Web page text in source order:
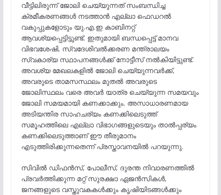
വീട്ടിലിരുന്ന് ജോലി ചെയ്യുന്നത് സംബന്ധിച്ച
ക്രമീകരണങ്ങൾ നടത്താൻ എല്ലാ ഫെഡറൽ
വകുപ്പുകളോടും യു.എ.ഇ കാബിനറ്റ്
ആവശ്യപ്പെട്ടിട്ടുണ്ട്. ഇതുമായി ബന്ധപ്പെട്ട് മാനവ
വിഭവശേഷി, സ്വദേശിവൽക്കരണ മന്ത്രാലയം
സ്വകാര്യ സ്ഥാപനങ്ങൾക്ക് നോട്ടീസ് നൽകിയിട്ടുണ്ട്.
അവശ്യ മേഖലകളിൽ ജോലി ചെയ്യുന്നവർക്ക്,
അവരുടെ താമസസ്ഥലം മുതൽ അവരുടെ
ജോലിസ്ഥലം വരെ അവർ യാത്ര ചെയ്യുന്ന സമയവും
ജോലി സമയമായി കണക്കാക്കും. അസാധാരണമായ
അടിയന്തിര സാഹചര്യം കണക്കിലെടുത്ത്
സമൂഹത്തിലെ എല്ലാ വിഭാഗങ്ങളുടെയും താൽപ്പര്യം
കണക്കിലെടുത്താണ് ഈ തീരുമാനം
എടുത്തിരിക്കുന്നതെന്ന് പ്രസ്താവനയിൽ പറയുന്നു.
സിവിൽ ഡിഫൻസ്, പോലീസ്, ദുരന്ത നിവാരണത്തിൽ
പ്രവർത്തിക്കുന്ന മറ്റ് സുരക്ഷാ ഏജൻസികൾ,
ജനങ്ങളുടെ വസ്തുവകകൾക്കും കൃഷിയിടങ്ങൾക്കും